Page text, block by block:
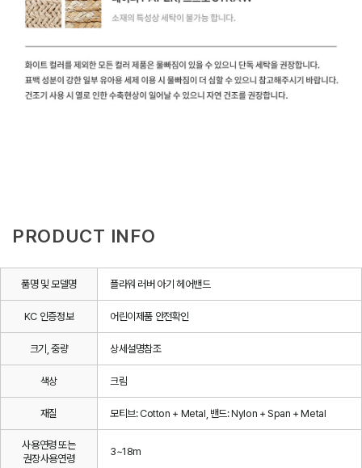
PRODUCT INFO
품명 및 모델명 플라워 러버 아기 헤어밴드
KC 인증정보 어린이제품 안전확인
크기, 중량 상세설명참조
색상 크림
재질 모티브: Cotton + Metal, 밴드: Nylon + Span + Metal
사용연령 또는
권장사용연령
3~18m